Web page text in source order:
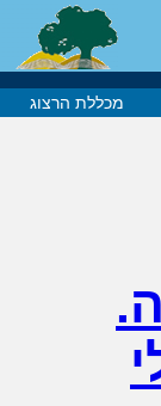
מכללת הרצוג